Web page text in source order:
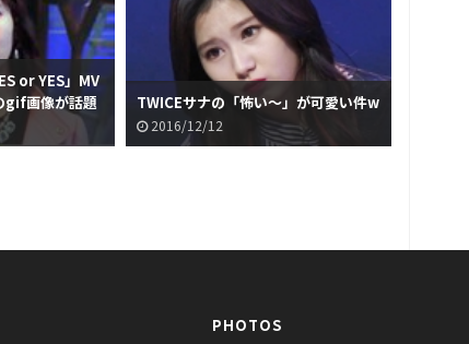
or YES」MV
gif画像が話題
TWICEサナの「怖い～」が可愛い件w
2016/12/12
PHOTOS